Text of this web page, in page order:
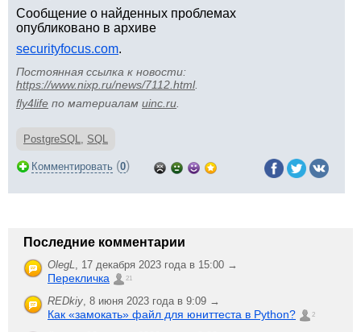
Сообщение о найденных проблемах
опубликовано в архиве
securityfocus.com.
Постоянная ссылка к новости:
https://www.nixp.ru/news/7112.html.
fly4life по материалам uinc.ru
PostgreSQL, SQL
Комментировать (0)
Последние комментарии
OlegL, 17 декабря 2023 года в 15:00 →
Перекличка 21
REDkiy, 8 июня 2023 года в 9:09 →
Как «замокать» файл для юниттеста в Python? 2